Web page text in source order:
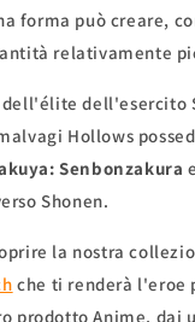
forma può creare,
relativamente
dell'élite dell'esercito
Hollows
Senbonzakura
Shonen.
la nostra
che ti renderà l'eroe
prodotto Anime, dai